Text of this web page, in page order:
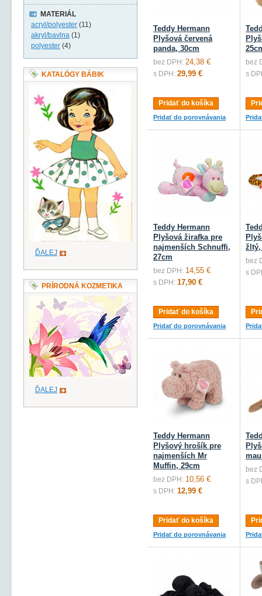
Teddy Hermann
Plyšová červená
panda, 30cm
bez DPH: 24,38 €
s DPH: 29,99 €
Pridať do košíka
Pridať do porovnávania
bez
s
Teddy Hermann
Plyšová žirafka pre
najmenších Schnuffi,
27cm
bez DPH: 14,55 €
s DPH: 17,90 €
Pridať do košíka
Pridať do porovnávania
žltý,
bez
s
Teddy Hermann
Plyšový hrošík pre
najmenších Mr
Muffin, 29cm
bez DPH: 10,56 €
s DPH: 12,99 €
Pridať do košíka
Pridať do porovnávania
bez
s
MATERIÁL
acryl/polyester (11)
akryl/bavlna (1)
polyester (4)
KATALÓGY BÁBIK
ĎALEJ
PRÍRODNÁ KOZMETIKA
ĎALEJ